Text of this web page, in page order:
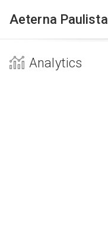
Aeterna Paulista
Analytics